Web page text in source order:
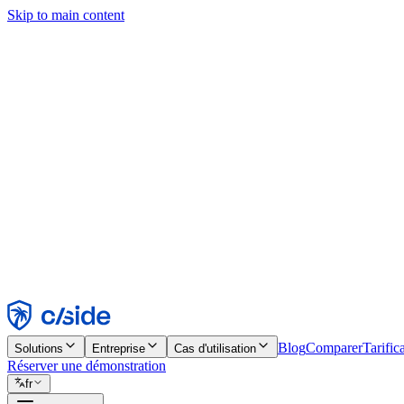
Skip to main content
Rejeter
Solutions Entreprise Cas d'utilisation BlogComparer
Réserver une démonstration
fr